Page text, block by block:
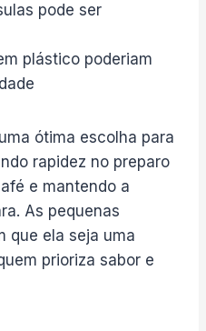
pode ser
plástico poderiam
ótima escolha para
rapidez no preparo
e mantendo a
As pequenas
que ela seja uma
prioriza sabor e